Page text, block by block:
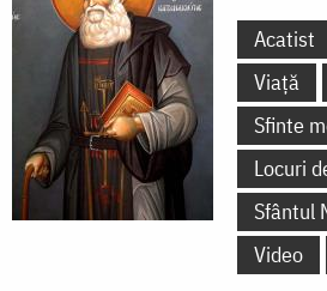
Acatist
Viață
Sfinte
Locuri
Sfântul
Video